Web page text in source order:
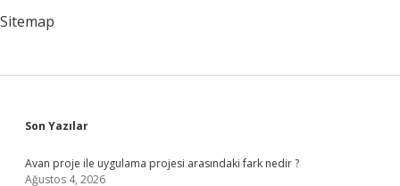
Sitemap
Sidebar
Son Yazılar
Avan proje ile uygulama projesi arasındaki fark nedir ?
Ağustos 4, 2026